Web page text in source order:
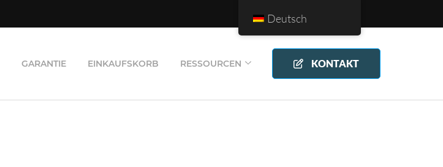
KONTAKT
GARANTIE EINKAUFSKORB RESSOURCEN
Deutsch